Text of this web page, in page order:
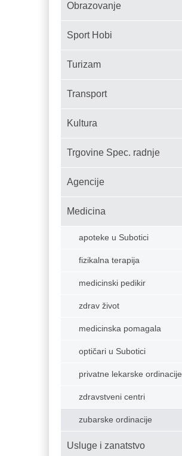
Obrazovanje
Sport Hobi
Turizam
Transport
Kultura
Trgovine Spec. radnje
Agencije
Medicina
apoteke u Subotici
fizikalna terapija
medicinski pedikir
zdrav život
medicinska pomagala
optičari u Subotici
privatne lekarske ordinacije
zdravstveni centri
zubarske ordinacije
Usluge i zanatstvo